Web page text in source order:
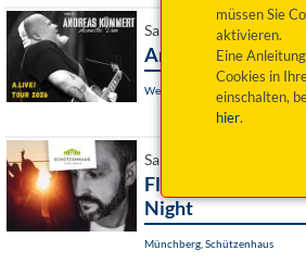
müssen Sie
aktivieren.
Eine
Cookies in
einschalten,
hier.
Sa 19. September 2026
Andreas Kümmert
Weiden, Salute Club
Sa 19. September 2026
Florian Vendetta:
Night
Münchberg, Schützenhaus